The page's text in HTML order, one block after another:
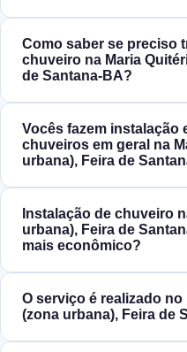
Como saber se preciso
chuveiro na Maria
de Santana‑BA?
Vocês fazem instalação
chuveiros em geral na
urbana), Feira de
Instalação de chuveiro
urbana), Feira de
mais econômico?
O serviço é realizado
(zona urbana), Feira de